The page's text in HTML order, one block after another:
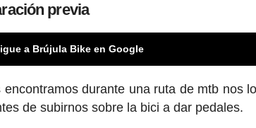
previa
a Brújula Bike en Google
durante una ruta de mtb nos
de subirnos sobre la bici a dar pedales.